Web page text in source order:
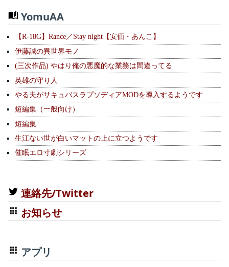
YomuAA
【R-18G】Rance／Stay night【安価・あんこ】
伊藤誠の異世界モノ
(三次作品) やはり俺の悪魔的な業務は間違ってる
英雄の守り人
やる夫がサキュバスラプソディアMODを導入するようです
短編集（一般向け）
短編集
生江ない世が白いマットの上に立つようです
催眠エロ寸劇シリーズ
連絡先/Twitter
お知らせ
アプリ